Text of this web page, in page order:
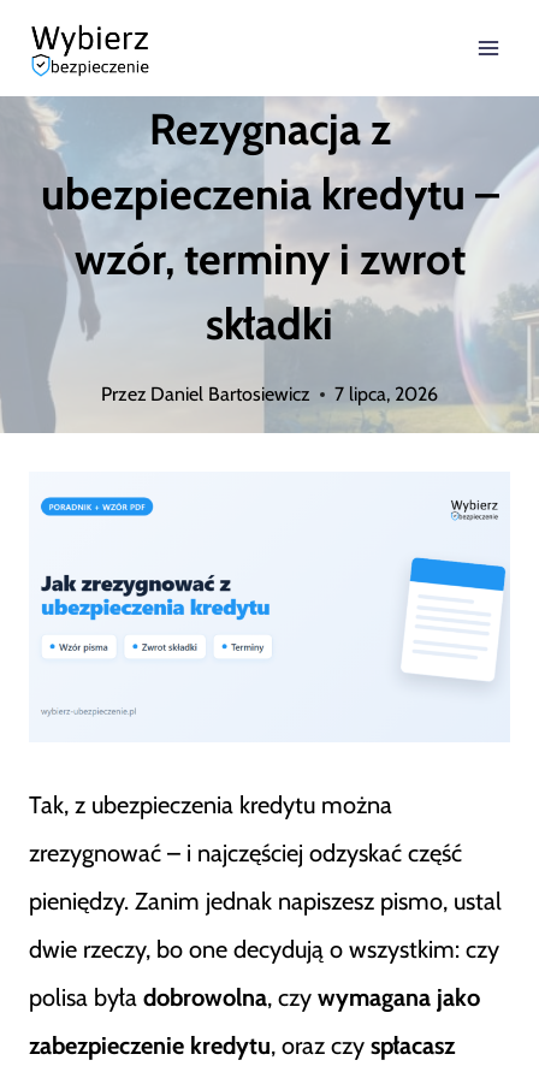
Przejdź
treści
Rezygnacja z
ubezpieczenia kredytu –
wzór, terminy i zwrot
składki
Przez Daniel Bartosiewicz 7 lipca, 2026
Tak, z ubezpieczenia kredytu można
zrezygnować – i najczęściej odzyskać część
pieniędzy. Zanim jednak napiszesz pismo, ustal
dwie rzeczy, bo one decydują o wszystkim: czy
polisa była dobrowolna, czy wymagana jako
zabezpieczenie kredytu, oraz czy spłacasz